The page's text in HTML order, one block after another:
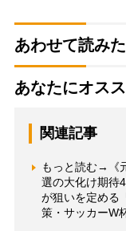
あわせて読み
あなたにオス
関連記事
もっと読む→《
選の大化け期待
が狙いを定める
策・サッカーW